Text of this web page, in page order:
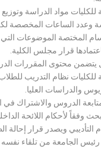
للكليات مواد الدراسة
وعدد الساعات المخصصة
المختصة الموضوعات
قرار مجلس الكلية.
يتضمن محتوى المقررات
للكليات نظام التدريب
والدراسات العليا.
الدروس والاشتراك في
وفقاً لأحكام اللائحة
التأديبي ويصدر قرار إحالة
الجامعة من تلقاء نفسه